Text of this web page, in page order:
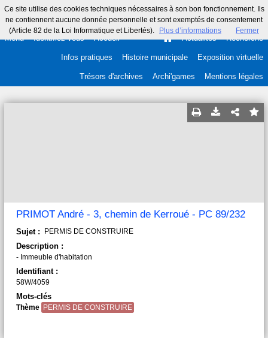
Ce site utilise des cookies techniques nécessaires à son bon fonctionnement. Ils
ne contiennent aucune donnée personnelle et sont exemptés de consentement
(Article 82 de la Loi Informatique et Libertés).
Plus d’informations Fermer
Menu Identifiez-vous Accueil Actualités Recherche
Infos pratiques Histoire municipale Exposition virtuelle
Trésors d'archives Archi'games Mentions légales
PRIMOT André - 3, chemin de Kerroué - PC 89/232
Sujet : PERMIS DE CONSTRUIRE
Description :
- Immeuble d'habitation
Identifiant :
58W/4059
Mots-clés
Thème PERMIS DE CONSTRUIRE